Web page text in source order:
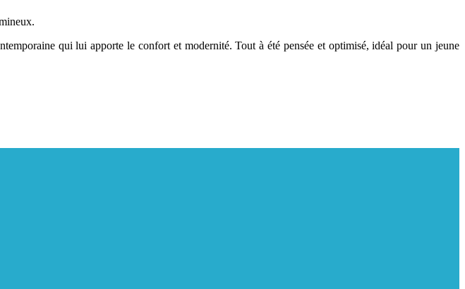
qui lui apporte le confort et modernité. Tout à été pensée et optimisé, idéal pour un jeune